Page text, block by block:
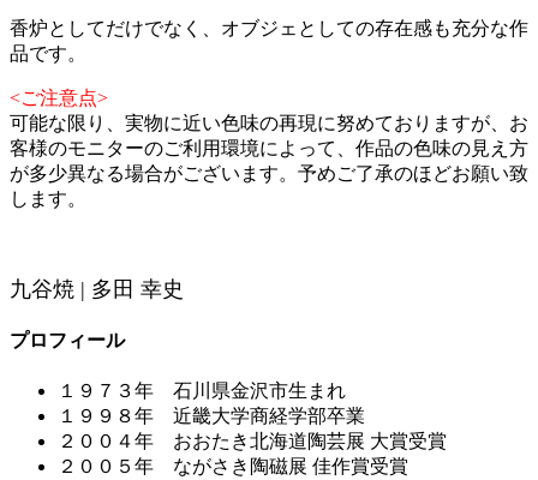
香炉としてだけでなく、オブジェとしての存在感も充分な作
品です。
<ご注意点>
可能な限り、実物に近い色味の再現に努めておりますが、お
客様のモニターのご利用環境によって、作品の色味の見え方
が多少異なる場合がございます。予めご了承のほどお願い致
します。
九谷焼 | 多田 幸史
プロフィール
１９７３年 石川県金沢市生まれ
１９９８年 近畿大学商経学部卒業
２００４年 おおたき北海道陶芸展 大賞受賞
２００５年 ながさき陶磁展 佳作賞受賞